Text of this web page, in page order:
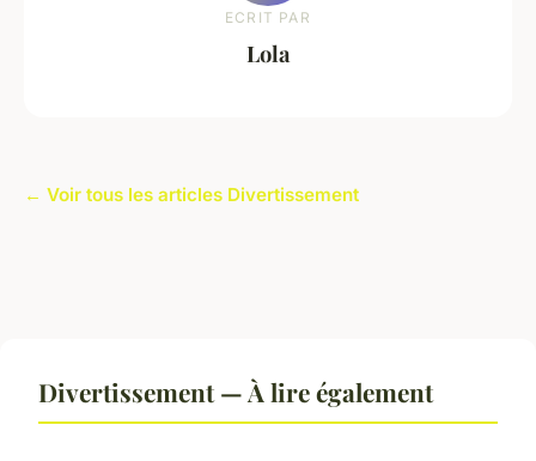
ECRIT PAR
Lola
← Voir tous les articles Divertissement
Divertissement — À lire également